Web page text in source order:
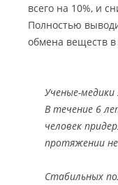
всего на 10%, и
Полностью
обмена веществ
Ученые-
В течение 6
человек
протяжении не
Стабильных